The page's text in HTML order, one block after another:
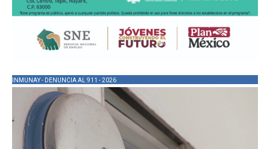
INMUNAY - DENUNCIA AL 911 - 2026